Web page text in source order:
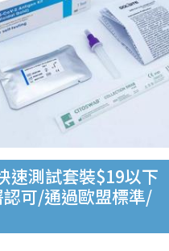
速測試套裝$19以下
可/通過歐盟標準/